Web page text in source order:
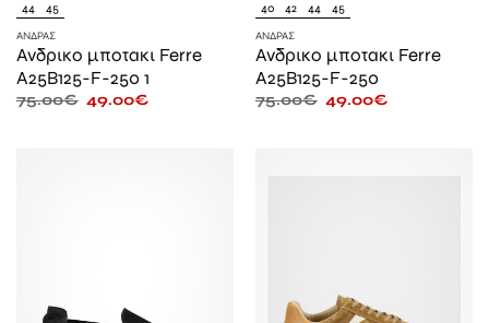
44 45
ΆΝΔΡΑΣ
Ανδρικο μποτακι Ferre
A25B125-F-250 1
75.00€ 49.00€
40 42 44 45
ΆΝΔΡΑΣ
Ανδρικο μποτακι Ferre
A25B125-F-250
75.00€ 49.00€